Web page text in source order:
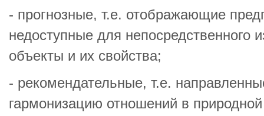
- прогнозные, т.е. отображающие
недоступные для непосредственного
объекты и их свойства;
- рекомендательные, т.е.
гармонизацию отношений в